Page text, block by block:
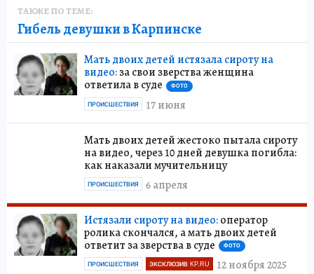
ТАКЖЕ ПО ТЕМЕ:
Гибель девушки в Карпинске
Мать двоих детей истязала сироту на
видео:за свои зверства женщина
ответила в суде
ФОТО
17 июня
ПРОИСШЕСТВИЯ
Мать двоих детей жестоко пытала сироту
на видео, через 10 дней девушка погибла:
как наказали мучительницу
6 апреля
ПРОИСШЕСТВИЯ
Истязали сироту на видео:оператор
ролика скончался, а мать двоих детей
ответит за зверства в суде
ФОТО
12 ноября 2025
ПРОИСШЕСТВИЯ ЭКСКЛЮЗИВ KP.RU